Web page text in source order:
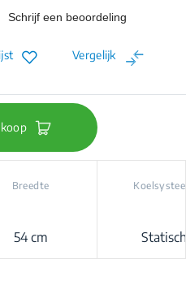
Schrijf een beoordeling
Vergelijk
Breedte
54 cm Statisch